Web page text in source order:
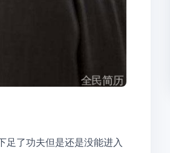
足了功夫但是还是没能进入